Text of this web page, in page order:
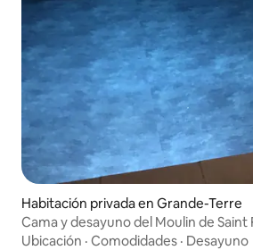
Habitación privada en Grande-Terre
Cama y desayuno del Moulin de Saint
Ubicación · Comodidades · Desayuno